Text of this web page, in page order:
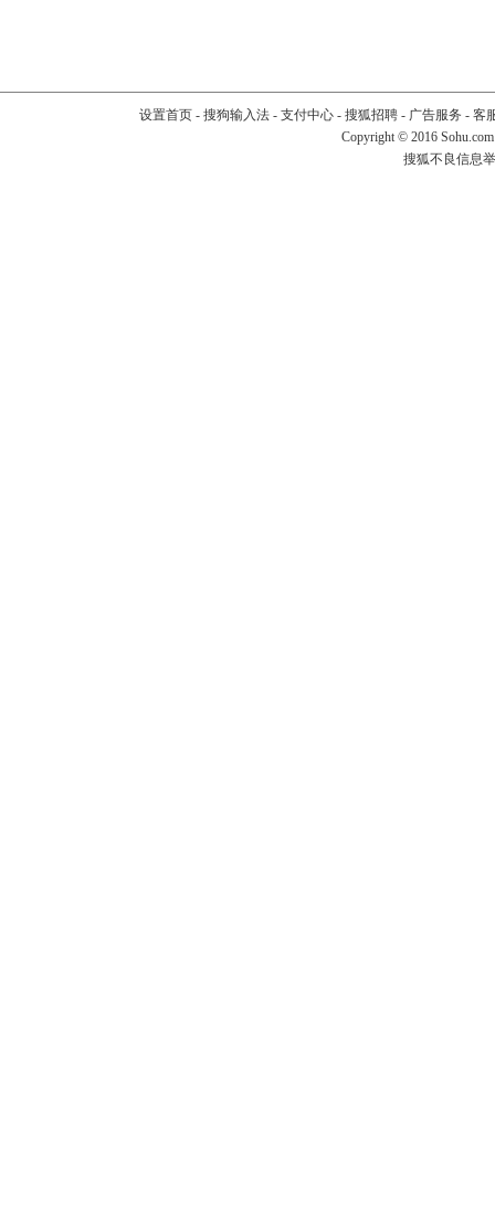
设置首页- 搜狗输入法- 支付中心- 搜狐招聘- 广告服务 - 客
Copyright © 2016
搜狐不良信息